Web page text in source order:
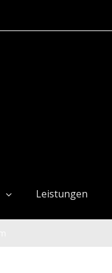
Leistungen